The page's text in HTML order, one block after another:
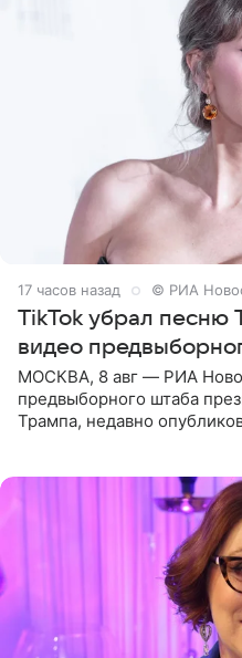
17 часов назад © РИА
TikTok убрал песню
видео
МОСКВА, 8 авг — РИА
предвыборного штаба
Трампа, недавно